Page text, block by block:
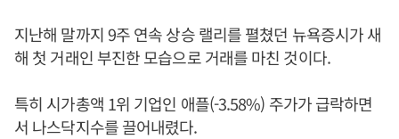
지난해 말까지 9주 연속 상승 랠리를 펼쳤던 뉴욕증시가 새
해 첫 거래인 부진한 모습으로 거래를 마친 것이다.
특히 시가총액 1위 기업인 애플(-3.58%) 주가가 급락하면
서 나스닥지수를 끌어내렸다.